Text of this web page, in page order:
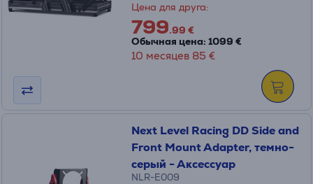
Цена для друга:
799.99 €
Обычная цена: 1099 €
10 месяцев 85 €
Next Level Racing DD Side and
Front Mount Adapter, темно-
серый - Аксессуар
NLR-E009